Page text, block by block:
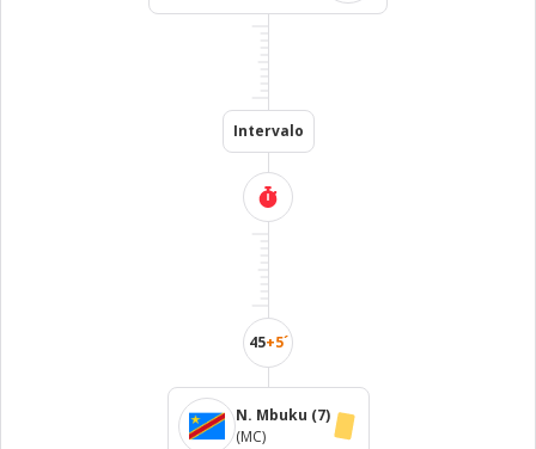
Intervalo
45+5´
N. Mbuku (7)
(MC)